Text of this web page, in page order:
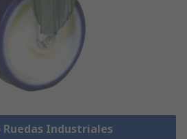
Ruedas Industriales